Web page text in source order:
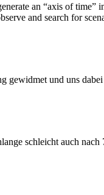
an “axis of time”
and search for
gewidmet und uns
schleicht auch nach